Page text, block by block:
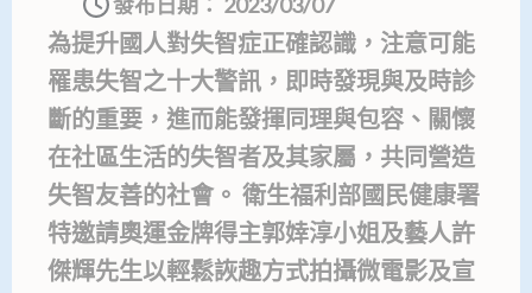
發布日期： 2023/03/07
為提升國人對失智症正確認識，注意可能
罹患失智之十大警訊，即時發現與及時診
斷的重要，進而能發揮同理與包容、關懷
在社區生活的失智者及其家屬，共同營造
失智友善的社會。 衛生福利部國民健康署
特邀請奧運金牌得主郭婞淳小姐及藝人許
傑輝先生以輕鬆詼趣方式拍攝微電影及宣